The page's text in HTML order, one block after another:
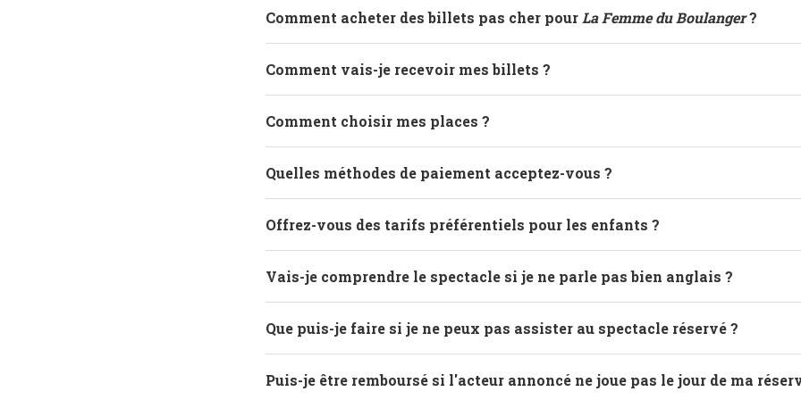
Comment acheter des billets pas cher pour La Femme du Boulanger?
Comment vais-je recevoir mes billets ?
Comment choisir mes places ?
Quelles méthodes de paiement acceptez-vous ?
Offrez-vous des tarifs préférentiels pour les enfants ?
Vais-je comprendre le spectacle si je ne parle pas bien anglais ?
Que puis-je faire si je ne peux pas assister au spectacle réservé ?
Puis-je être remboursé si l'acteur annoncé ne joue pas le jour de ma